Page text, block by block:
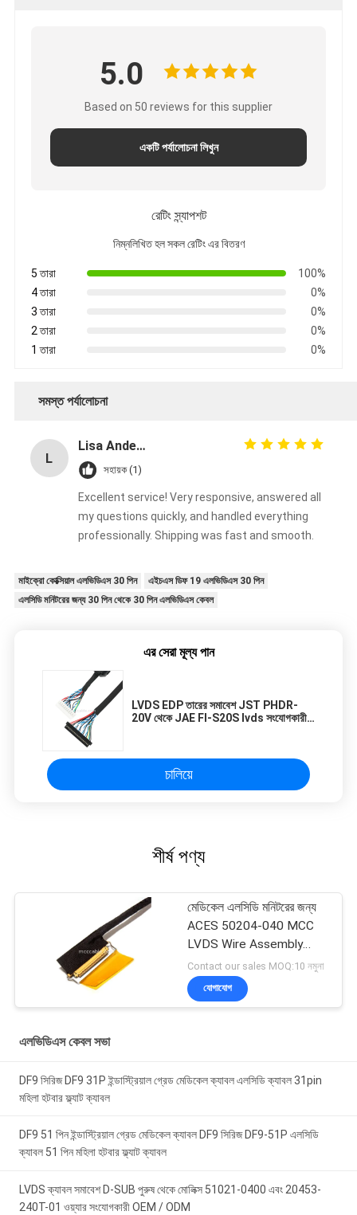
5.0
Based on 50 reviews for this supplier
একটি পর্যালোচনা লিখুন
রেটিং স্ন্যাপশট
নিম্নলিখিত হল সকল রেটিং এর বিতরণ
5 তারা
100%
4 তারা
0%
3 তারা
0%
2 তারা
0%
1 তারা
0%
সমস্ত পর্যালোচনা
L
Lisa Anderson
সহায়ক (1)
Excellent service! Very responsive, answered all
my questions quickly, and handled everything
professionally. Shipping was fast and smooth.
মাইক্রো কোক্সিয়াল এলভিডিএস 30 পিন
এইচএস ডিফ 19 এলভিডিএস 30 পিন
এলসিডি মনিটরের জন্য 30 পিন থেকে 30 পিন এলভিডিএস কেবল
এর সেরা মূল্য পান
LVDS EDP তারের সমাবেশ JST PHDR-
20V থেকে JAE FI-S20S lvds সংযোগকারী
চালিয়ে
শীর্ষ পণ্য
মেডিকেল এলসিডি মনিটরের জন্য
ACES 50204-040 MCC
LVDS Wire Assembly
ISO13485
Contact our sales MOQ:10 নমুনা
যোগাযোগ
এলভিডিএস কেবল সভা
DF9 সিরিজ DF9 31P ইন্ডাস্ট্রিয়াল গ্রেড মেডিকেল ক্যাবল এলসিডি ক্যাবল 31pin
মহিলা হটবার ফ্ল্যাট ক্যাবল
DF9 51 পিন ইন্ডাস্ট্রিয়াল গ্রেড মেডিকেল ক্যাবল DF9 সিরিজ DF9-51P এলসিডি
ক্যাবল 51 পিন মহিলা হটবার ফ্ল্যাট ক্যাবল
LVDS ক্যাবল সমাবেশ D-SUB পুরুষ থেকে মোলিক্স 51021-0400 এবং 20453-
240T-01 ওয়্যার সংযোগকারী OEM / ODM